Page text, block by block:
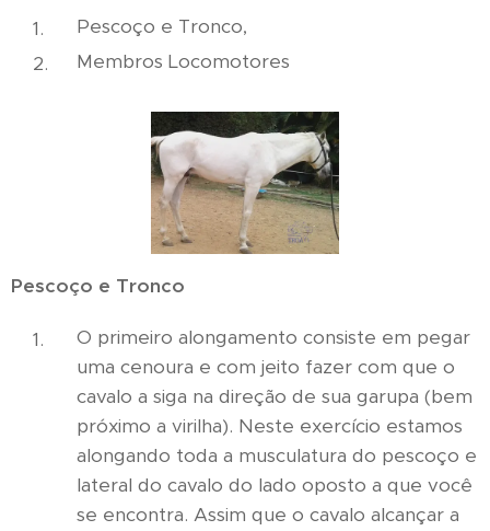
Pescoço e Tronco,
Membros Locomotores
Pescoço e Tronco
O primeiro alongamento consiste em pegar
uma cenoura e com jeito fazer com que o
cavalo a siga na direção de sua garupa (bem
próximo a virilha). Neste exercício estamos
alongando toda a musculatura do pescoço e
lateral do cavalo do lado oposto a que você
se encontra. Assim que o cavalo alcançar a